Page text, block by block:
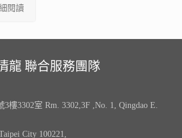
閱讀
龍 聯合服務團隊
樓3302室 Rm. 3302,3F ,No. 1, Qingdao E.
City 100221,